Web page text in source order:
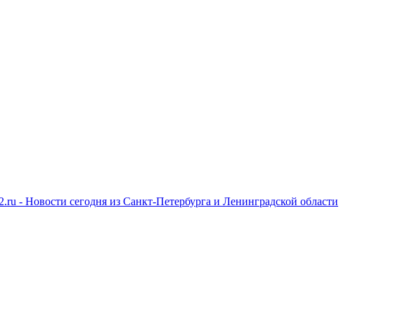
- Новости сегодня из Санкт-Петербурга и Ленинградской области